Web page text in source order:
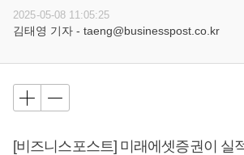
2025-05-08 11:05:25
김태영 기자 - taeng@businesspost.co.kr
[비즈니스포스트] 미래에셋증권이 실